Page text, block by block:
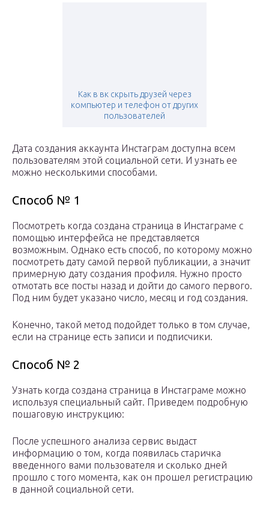
Как в вк скрыть друзей через
компьютер и телефон от других
пользователей
Дата создания аккаунта Инстаграм доступна всем
пользователям этой социальной сети. И узнать ее
можно несколькими способами.
Способ № 1
Посмотреть когда создана страница в Инстаграме с
помощью интерфейса не представляется
возможным. Однако есть способ, по которому можно
посмотреть дату самой первой публикации, а значит
примерную дату создания профиля. Нужно просто
отмотать все посты назад и дойти до самого первого.
Под ним будет указано число, месяц и год создания.
Конечно, такой метод подойдет только в том случае,
если на странице есть записи и подписчики.
Способ № 2
Узнать когда создана страница в Инстаграме можно
используя специальный сайт. Приведем подробную
пошаговую инструкцию:
После успешного анализа сервис выдаст
информацию о том, когда появилась старичка
введенного вами пользователя и сколько дней
прошло с того момента, как он прошел регистрацию
в данной социальной сети.